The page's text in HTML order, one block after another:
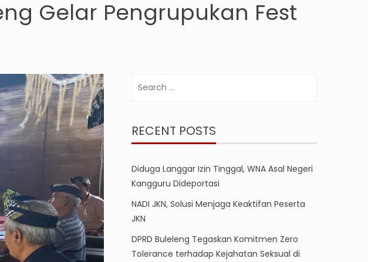
Gelar Pengrupukan Fest
RECENT POSTS
Diduga Langgar Izin Tinggal, WNA Asal Negeri
Kangguru Dideportasi
NADI JKN, Solusi Menjaga Keaktifan Peserta
JKN
DPRD Buleleng Tegaskan Komitmen Zero
Tolerance terhadap Kejahatan Seksual di